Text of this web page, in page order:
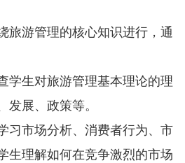
旅游管理的核心知识进行，通
学生对旅游管理基本理论的理
发展、政策等。
习市场分析、消费者行为、市
生理解如何在竞争激烈的市场